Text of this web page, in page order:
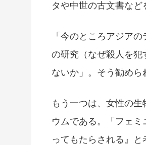
タや中世の古文書など
「今のところアジア
の研究（なぜ殺人を
ないか」。そう勧めら
もう一つは、女性の
ウムである。「フェ
ってもたらされる』